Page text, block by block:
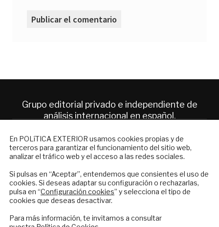
Grupo editorial privado e independiente de
análisis internacional en español.
ES
Quiénes somos
Suscripciones
Productos y precios
Preguntas frecuentes
Condiciones generales de contratación
En POLíTICA EXTERIOR usamos cookies propias y de
terceros para garantizar el funcionamiento del sitio web,
analizar el tráfico web y el acceso a las redes sociales.
Si pulsas en “Aceptar”, entendemos que consientes el uso de
cookies. Si deseas adaptar su configuración o rechazarlas,
pulsa en “Configuración cookies” y selecciona el tipo de
cookies que deseas desactivar.
Para más información, te invitamos a consultar
NEWSLETTER
Suscríbase a nuestro boletín electrónico y
reciba en su correo el mejor análisis
internacional en español.